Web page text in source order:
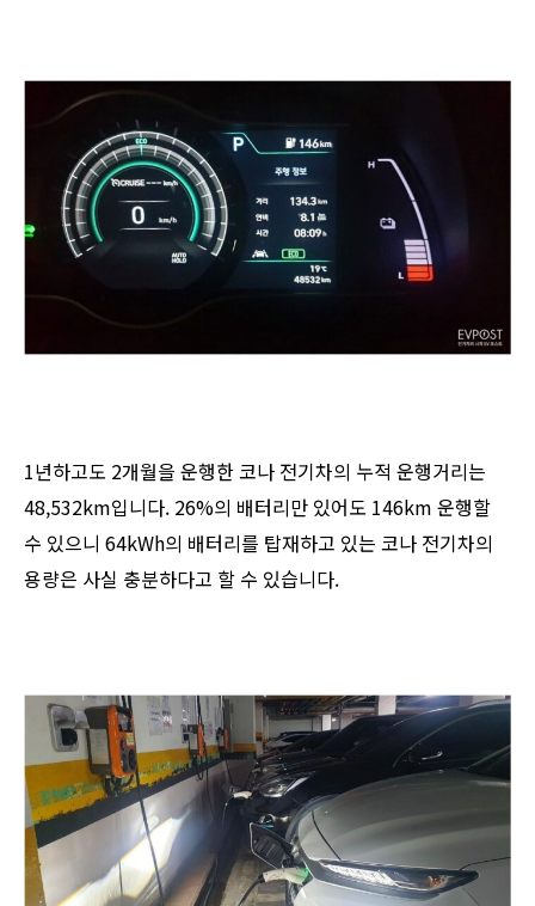
1년하고도 2개월을 운행한 코나 전기차의 누적 운행거리는
48,532km입니다. 26%의 배터리만 있어도 146km 운행할
수 있으니 64kWh의 배터리를 탑재하고 있는 코나 전기차의
용량은 사실 충분하다고 할 수 있습니다.